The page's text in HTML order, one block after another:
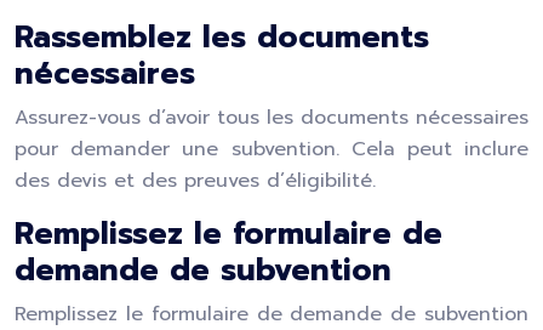
Rassemblez les documents
nécessaires
Assurez-vous d’avoir tous les documents nécessaires
pour demander une subvention. Cela peut inclure
des devis et des preuves d’éligibilité.
Remplissez le formulaire de
demande de subvention
Remplissez le formulaire de demande de subvention